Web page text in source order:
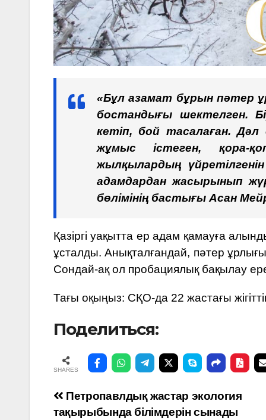
«Бұл азамат бұрын пәтер
бостандығы шектелген.
кетіп, бой тасалаған.
жұмыс істеген, қора-
жылқылардың
адамдардан жасырынып
бөлімінің бастығы Асан
Қазіргі уақытта ер адам қамауға
ұсталды. Анықталғандай, пәтер
Сондай-ақ ол пробациялық бақылау
Тағы оқыңыз: СҚО-да 22 жастағы
Поделиться:
SHARES
Навигация
Петропавлдық жастар экология
тақырыбында білімдерін сынады